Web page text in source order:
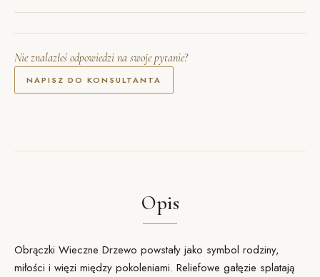
Nie znalazłeś odpowiedzi na swoje pytanie?
NAPISZ DO KONSULTANTA
Opis
Obrączki Wieczne Drzewo powstały jako symbol rodziny,
miłości i więzi między pokoleniami. Reliefowe gałęzie splatają